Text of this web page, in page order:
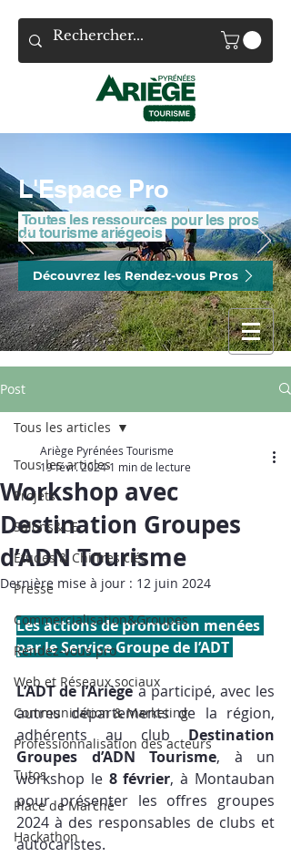
L'Espace Pro
Toutes les ressources pour les pros
du tourisme ariégeois
Découvrez les Rendez-vous Pros
Post
Tous les articles
Projets
Salons&CE
Etudes & Chiffres clés
Presse
Commercialisation&Groupes
Rendez-vous pro
Web et Réseaux sociaux
Communication & Marketing
Professionnalisation des acteurs
Tutos
Place de Marché
Hackathon
Tous les articles
Workshop avec
Destination Groupes
d’ADN Tourisme
Ariège Pyrénées Tourisme
19 févr. 20241 min de lecture
Dernière mise à jour : 12 juin 2024
Les actions de promotion menées
par le Service Groupe de l’ADT
L’ADT de l’Ariège a participé, avec les
autres départements de la région,
adhérents au club Destination
Groupes d’ADN Tourisme, à un
workshop le 8 février, à Montauban
pour présenter les offres groupes
2024 à des responsables de clubs et
autocaristes.